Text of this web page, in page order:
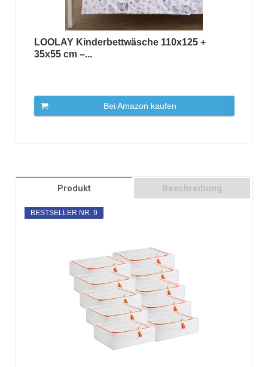
LOOLAY Kinderbettwäsche 110x125 +
35x55 cm –...
Bei Amazon kaufen
Produkt Beschreibung
BESTSELLER NR. 9